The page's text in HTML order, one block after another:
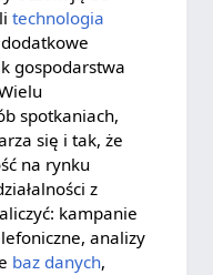
technologia
gospodarstwa
spotkaniach,
się i tak, że
na rynku
z
kampanie
analizy
baz danych,